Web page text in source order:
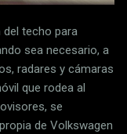
del techo para
sea necesario, a
radares y cámaras
que rodea al
se
de Volkswagen